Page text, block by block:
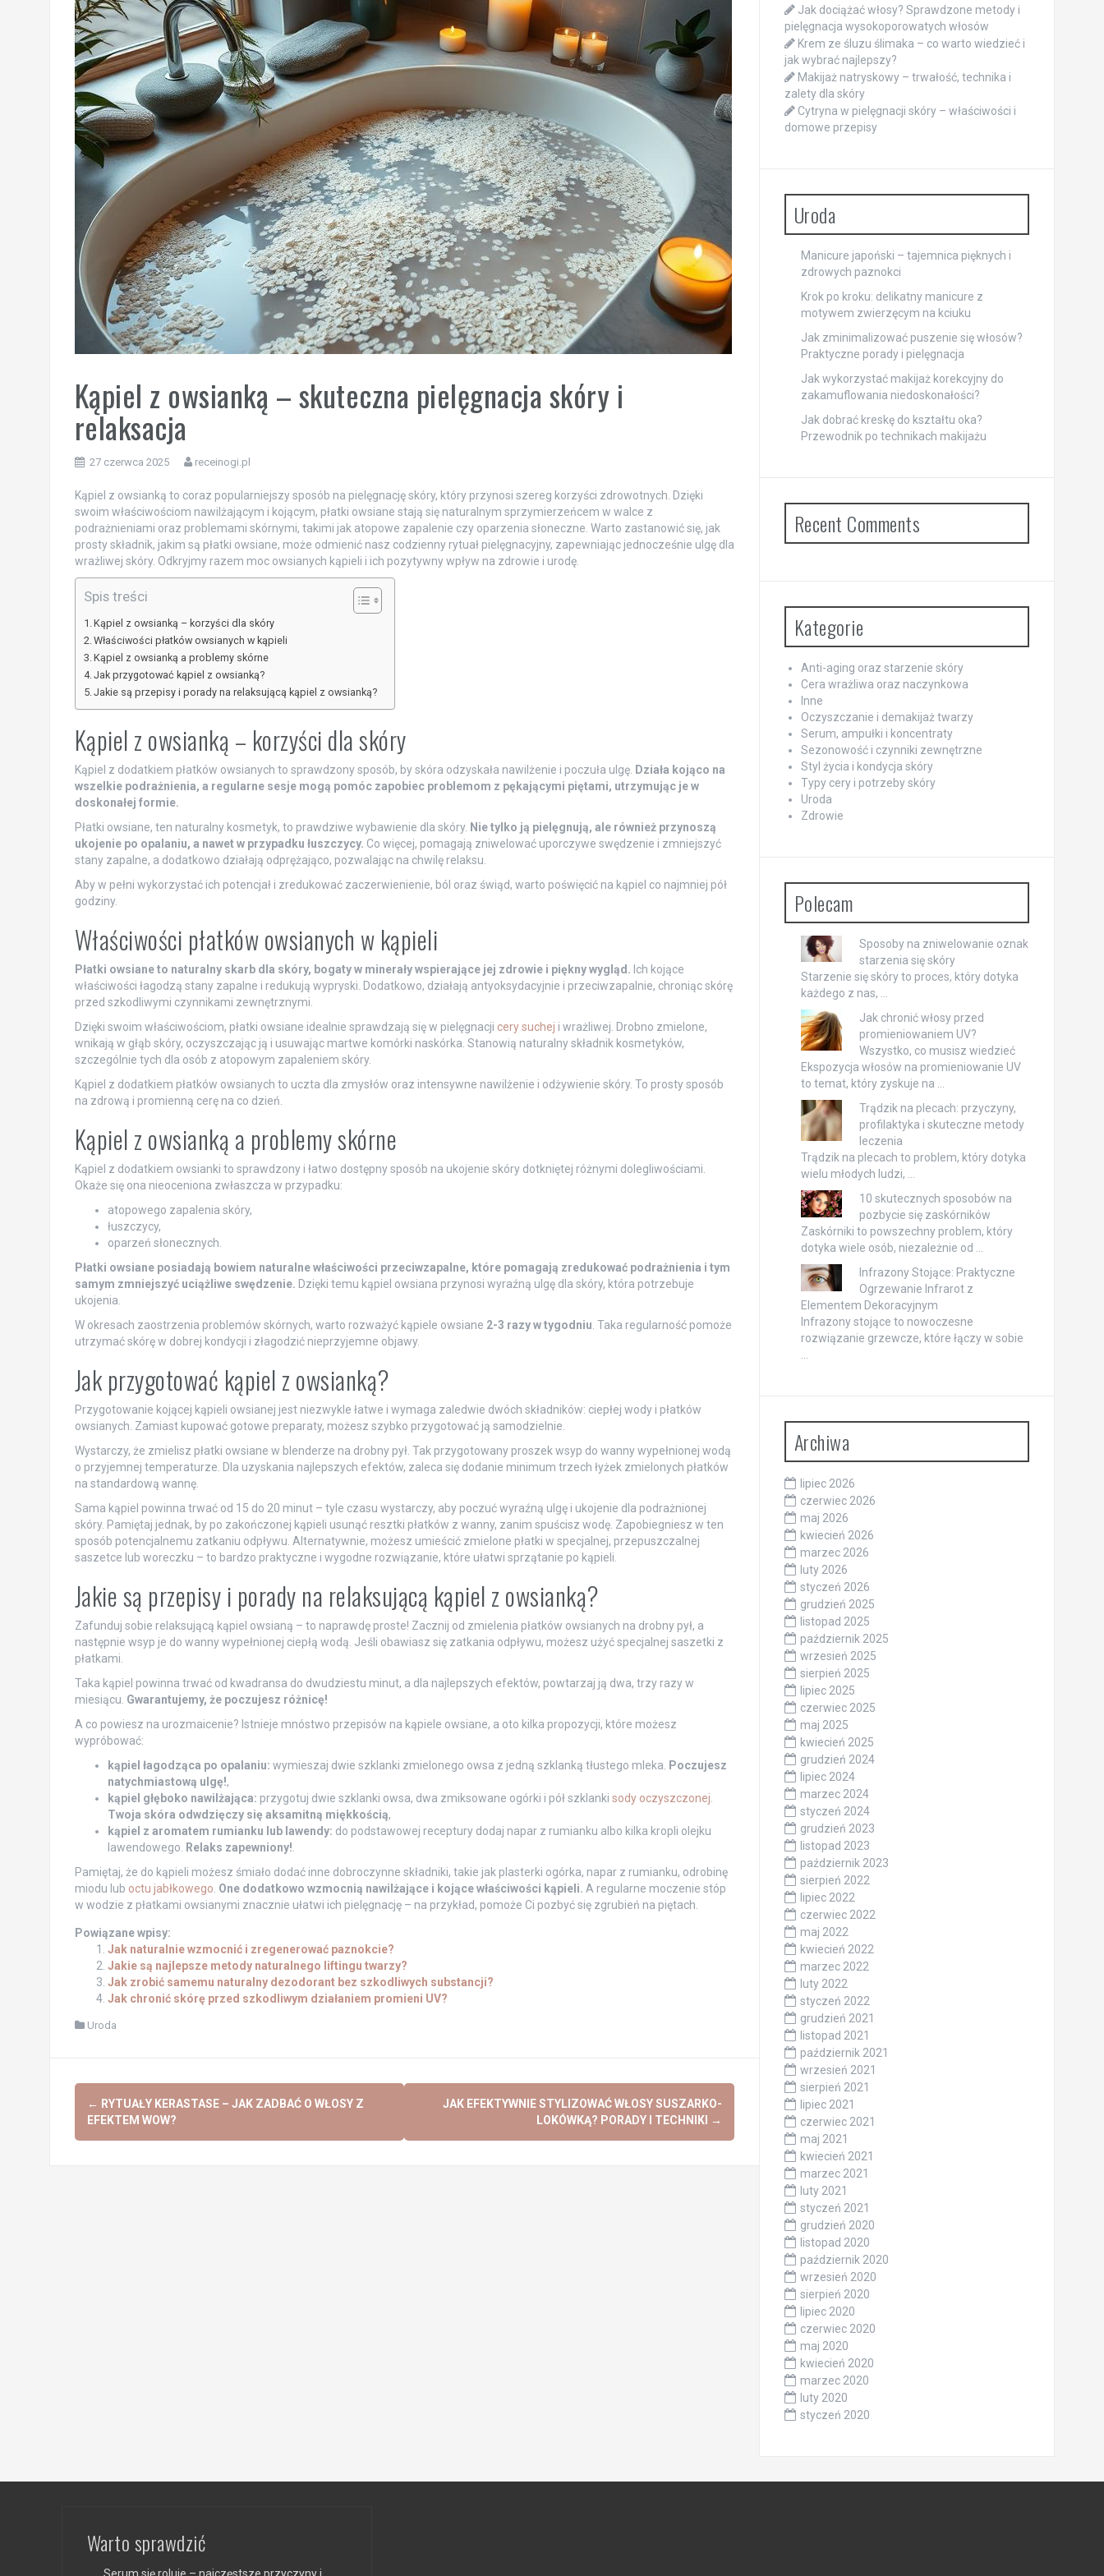
Kąpiel z owsianką – skuteczna pielęgnacja skóry i
relaksacja
27 czerwca 2025 receinogi.pl
Kąpiel z owsianką to coraz popularniejszy sposób na pielęgnację skóry, który przynosi szereg korzyści zdrowotnych. Dzięki
swoim właściwościom nawilżającym i kojącym, płatki owsiane stają się naturalnym sprzymierzeńcem w walce z
podrażnieniami oraz problemami skórnymi, takimi jak atopowe zapalenie czy oparzenia słoneczne. Warto zastanowić się, jak
prosty składnik, jakim są płatki owsiane, może odmienić nasz codzienny rytuał pielęgnacyjny, zapewniając jednocześnie ulgę dla
wrażliwej skóry. Odkryjmy razem moc owsianych kąpieli i ich pozytywny wpływ na zdrowie i urodę.
Spis treści
Kąpiel z owsianką – korzyści dla skóry
Właściwości płatków owsianych w kąpieli
Kąpiel z owsianką a problemy skórne
Jak przygotować kąpiel z owsianką?
Jakie są przepisy i porady na relaksującą kąpiel z owsianką?
Kąpiel z owsianką – korzyści dla skóry
Kąpiel z dodatkiem płatków owsianych to sprawdzony sposób, by skóra odzyskała nawilżenie i poczuła ulgę. Działa kojąco na
wszelkie podrażnienia, a regularne sesje mogą pomóc zapobiec problemom z pękającymi piętami, utrzymując je w
doskonałej formie.
Płatki owsiane, ten naturalny kosmetyk, to prawdziwe wybawienie dla skóry. Nie tylko ją pielęgnują, ale również przynoszą
ukojenie po opalaniu, a nawet w przypadku łuszczycy. Co więcej, pomagają zniwelować uporczywe swędzenie i zmniejszyć
stany zapalne, a dodatkowo działają odprężająco, pozwalając na chwilę relaksu.
Aby w pełni wykorzystać ich potencjał i zredukować zaczerwienienie, ból oraz świąd, warto poświęcić na kąpiel co najmniej pół
godziny.
Właściwości płatków owsianych w kąpieli
Płatki owsiane to naturalny skarb dla skóry, bogaty w minerały wspierające jej zdrowie i piękny wygląd. Ich kojące
właściwości łagodzą stany zapalne i redukują wypryski. Dodatkowo, działają antyoksydacyjnie i przeciwzapalnie, chroniąc skórę
przed szkodliwymi czynnikami zewnętrznymi.
Dzięki swoim właściwościom, płatki owsiane idealnie sprawdzają się w pielęgnacji cery suchej i wrażliwej. Drobno zmielone,
wnikają w głąb skóry, oczyszczając ją i usuwając martwe komórki naskórka. Stanowią naturalny składnik kosmetyków,
szczególnie tych dla osób z atopowym zapaleniem skóry.
Kąpiel z dodatkiem płatków owsianych to uczta dla zmysłów oraz intensywne nawilżenie i odżywienie skóry. To prosty sposób
na zdrową i promienną cerę na co dzień.
Kąpiel z owsianką a problemy skórne
Kąpiel z dodatkiem owsianki to sprawdzony i łatwo dostępny sposób na ukojenie skóry dotkniętej różnymi dolegliwościami.
Okaże się ona nieoceniona zwłaszcza w przypadku:
atopowego zapalenia skóry,
łuszczycy,
oparzeń słonecznych.
Płatki owsiane posiadają bowiem naturalne właściwości przeciwzapalne, które pomagają zredukować podrażnienia i tym
samym zmniejszyć uciążliwe swędzenie. Dzięki temu kąpiel owsiana przynosi wyraźną ulgę dla skóry, która potrzebuje
ukojenia.
W okresach zaostrzenia problemów skórnych, warto rozważyć kąpiele owsiane 2-3 razy w tygodniu . Taka regularność pomoże
utrzymać skórę w dobrej kondycji i złagodzić nieprzyjemne objawy.
Jak przygotować kąpiel z owsianką?
Przygotowanie kojącej kąpieli owsianej jest niezwykle łatwe i wymaga zaledwie dwóch składników: ciepłej wody i płatków
owsianych. Zamiast kupować gotowe preparaty, możesz szybko przygotować ją samodzielnie.
Wystarczy, że zmielisz płatki owsiane w blenderze na drobny pył. Tak przygotowany proszek wsyp do wanny wypełnionej wodą
o przyjemnej temperaturze. Dla uzyskania najlepszych efektów, zaleca się dodanie minimum trzech łyżek zmielonych płatków
na standardową wannę.
Sama kąpiel powinna trwać od 15 do 20 minut – tyle czasu wystarczy, aby poczuć wyraźną ulgę i ukojenie dla podrażnionej
skóry. Pamiętaj jednak, by po zakończonej kąpieli usunąć resztki płatków z wanny, zanim spuścisz wodę. Zapobiegniesz w ten
sposób potencjalnemu zatkaniu odpływu. Alternatywnie, możesz umieścić zmielone płatki w specjalnej, przepuszczalnej
saszetce lub woreczku – to bardzo praktyczne i wygodne rozwiązanie, które ułatwi sprzątanie po kąpieli.
Jakie są przepisy i porady na relaksującą kąpiel z owsianką?
Zafunduj sobie relaksującą kąpiel owsianą – to naprawdę proste! Zacznij od zmielenia płatków owsianych na drobny pył, a
następnie wsyp je do wanny wypełnionej ciepłą wodą. Jeśli obawiasz się zatkania odpływu, możesz użyć specjalnej saszetki z
płatkami.
Taka kąpiel powinna trwać od kwadransa do dwudziestu minut, a dla najlepszych efektów, powtarzaj ją dwa, trzy razy w
miesiącu. Gwarantujemy, że poczujesz różnicę!
A co powiesz na urozmaicenie? Istnieje mnóstwo przepisów na kąpiele owsiane, a oto kilka propozycji, które możesz
wypróbować:
kąpiel łagodząca po opalaniu: wymieszaj dwie szklanki zmielonego owsa z jedną szklanką tłustego mleka.
Poczujesz
natychmiastową ulgę!,
kąpiel głęboko nawilżająca: przygotuj dwie szklanki owsa, dwa zmiksowane ogórki i pół szklanki sody oczyszczonej
Twoja skóra odwdzięczy się aksamitną miękkością,
kąpiel z aromatem rumianku lub lawendy: do podstawowej receptury dodaj napar z rumianku albo kilka kropli olejku
lawendowego.
Relaks zapewniony!
Pamiętaj, że do kąpieli możesz śmiało dodać inne dobroczynne składniki, takie jak plasterki ogórka, napar z rumianku, odrobinę
miodu lub octu jabłkowego One dodatkowo wzmocnią nawilżające i kojące właściwości kąpieli. A regularne moczenie stóp
w wodzie z płatkami owsianymi znacznie ułatwi ich pielęgnację – na przykład, pomoże Ci pozbyć się zgrubień na piętach.
Powiązane wpisy:
Jak naturalnie wzmocnić i zregenerować paznokcie?
Jakie są najlepsze metody naturalnego liftingu twarzy?
Jak zrobić samemu naturalny dezodorant bez szkodliwych substancji?
Jak chronić skórę przed szkodliwym działaniem promieni UV?
Uroda
Post
navigation
← RYTUAŁY KERASTASE – JAK ZADBAĆ O WŁOSY Z
EFEKTEM WOW?
JAK EFEKTYWNIE STYLIZOWAĆ WŁOSY SUSZARKO-
LOKÓWKĄ? PORADY I TECHNIKI
→
Jak dociążać włosy? Sprawdzone metody i
pielęgnacja wysokoporowatych włosów
Krem ze śluzu ślimaka – co warto wiedzieć i
jak wybrać najlepszy?
Makijaż natryskowy – trwałość, technika i
zalety dla skóry
Cytryna w pielęgnacji skóry – właściwości i
domowe przepisy
Uroda
Manicure japoński – tajemnica pięknych i
zdrowych paznokci
Krok po kroku: delikatny manicure z
motywem zwierzęcym na kciuku
Jak zminimalizować puszenie się włosów?
Praktyczne porady i pielęgnacja
Jak wykorzystać makijaż korekcyjny do
zakamuflowania niedoskonałości?
Jak dobrać kreskę do kształtu oka?
Przewodnik po technikach makijażu
Recent Comments
Kategorie
Anti-aging oraz starzenie skóry
Cera wrażliwa oraz naczynkowa
Inne
Oczyszczanie i demakijaż twarzy
Serum, ampułki i koncentraty
Sezonowość i czynniki zewnętrzne
Styl życia i kondycja skóry
Typy cery i potrzeby skóry
Uroda
Zdrowie
Polecam
Sposoby na zniwelowanie oznak
starzenia się skóry
Starzenie się skóry to proces, który dotyka
każdego z nas, …
Jak chronić włosy przed
promieniowaniem UV?
Wszystko, co musisz wiedzieć
Ekspozycja włosów na promieniowanie UV
to temat, który zyskuje na …
Trądzik na plecach: przyczyny,
profilaktyka i skuteczne metody
leczenia
Trądzik na plecach to problem, który dotyka
wielu młodych ludzi, …
10 skutecznych sposobów na
pozbycie się zaskórników
Zaskórniki to powszechny problem, który
dotyka wiele osób, niezależnie od …
Infrazony Stojące: Praktyczne
Ogrzewanie Infrarot z
Elementem Dekoracyjnym
Infrazony stojące to nowoczesne
rozwiązanie grzewcze, które łączy w sobie
Archiwa
lipiec 2026
czerwiec 2026
maj 2026
kwiecień 2026
marzec 2026
luty 2026
styczeń 2026
grudzień 2025
listopad 2025
październik 2025
wrzesień 2025
sierpień 2025
lipiec 2025
czerwiec 2025
maj 2025
kwiecień 2025
grudzień 2024
lipiec 2024
marzec 2024
styczeń 2024
grudzień 2023
listopad 2023
październik 2023
sierpień 2022
lipiec 2022
czerwiec 2022
maj 2022
kwiecień 2022
marzec 2022
luty 2022
styczeń 2022
grudzień 2021
listopad 2021
październik 2021
wrzesień 2021
sierpień 2021
lipiec 2021
czerwiec 2021
maj 2021
kwiecień 2021
marzec 2021
luty 2021
styczeń 2021
grudzień 2020
listopad 2020
październik 2020
wrzesień 2020
sierpień 2020
lipiec 2020
czerwiec 2020
maj 2020
kwiecień 2020
marzec 2020
luty 2020
styczeń 2020
Warto sprawdzić